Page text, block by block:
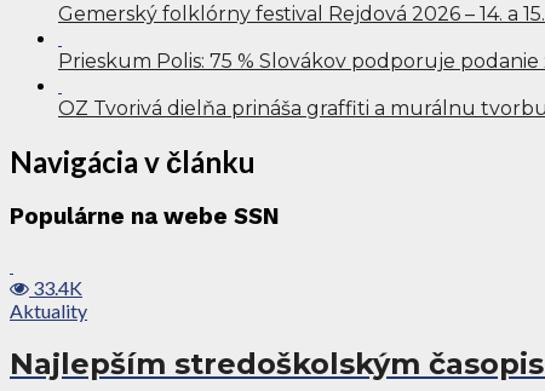
Gemerský folklórny festival Rejdová 2026 – 14. a
Prieskum Polis: 75 % Slovákov podporuje
OZ Tvorivá dielňa prináša graffiti a murálnu
Navigácia v článku
Populárne na webe SSN
33.4K
Aktuality
Najlepším stredoškolským